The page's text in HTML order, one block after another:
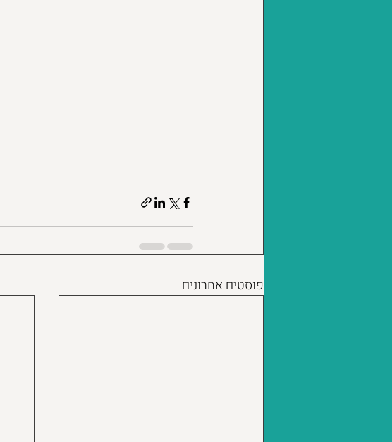
פוסטים אחרונים